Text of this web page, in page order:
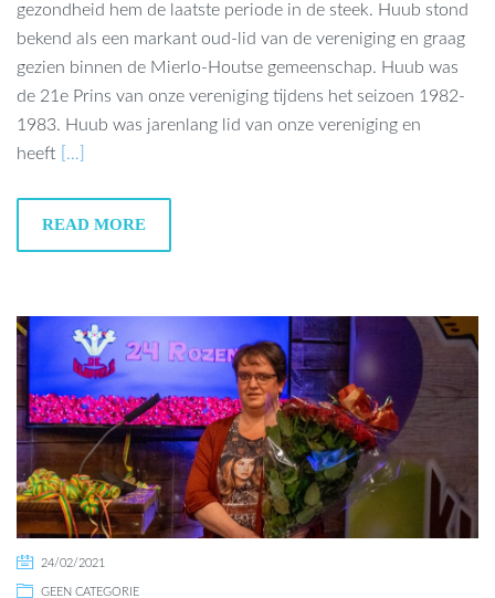
gezondheid hem de laatste periode in de steek. Huub stond
bekend als een markant oud-lid van de vereniging en graag
gezien binnen de Mierlo-Houtse gemeenschap. Huub was
de 21e Prins van onze vereniging tijdens het seizoen 1982-
1983. Huub was jarenlang lid van onze vereniging en
heeft
[…]
READ MORE
24/02/2021
GEEN CATEGORIE